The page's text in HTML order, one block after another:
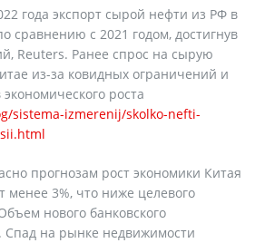
года экспорт сырой нефти из РФ в
сравнению с 2021 годом, достигнув
Reuters. Ранее спрос на сырую
из-за ковидных ограничений и
роста
sistema-izmerenij/skolko-nefti-
прогнозам рост экономики Китая
менее 3%, что ниже целевого
нового банковского
Спад на рынке недвижимости